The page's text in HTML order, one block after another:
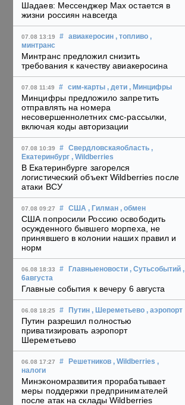
Шадаев: Мессенджер Max остается в
жизни россиян навсегда
07.08 13:19 # авиакеросин , топливо ,
минтранс
Минтранс предложил снизить
требования к качеству авиакеросина
07.08 11:49 # сим-карты , дети , Минцифры
Минцифры предложило запретить
отправлять на номера
несовершеннолетних смс-рассылки,
включая коды авторизации
07.08 10:39 # Свердловскаяобласть ,
Екатеринбург , Wildberries
В Екатеринбурге загорелся
логистический объект Wildberries после
атаки ВСУ
07.08 09:27 # США , Гилман , обмен
США попросили Россию освободить
осужденного бывшего морпеха, не
принявшего в колонии наших правил и
норм
06.08 18:33 # Главныеновости , Сутьсобытий ,
6августа
Главные события к вечеру 6 августа
06.08 18:25 # Путин , Шереметьево , аэропорт
Путин разрешил полностью
приватизировать аэропорт
Шереметьево
06.08 17:27 # Решетников , Wildberries ,
налоги
Минэкономразвития прорабатывает
меры поддержки предпринимателей
после атак на склады Wildberries